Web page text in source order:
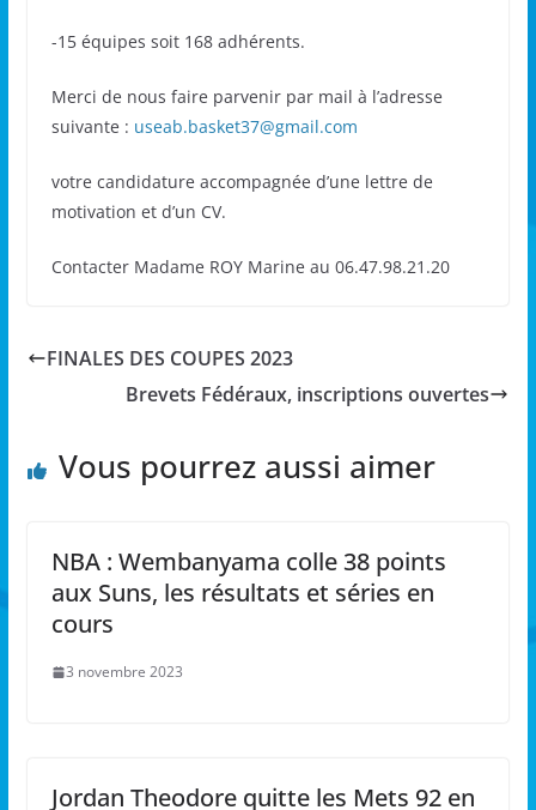
-15 équipes soit 168 adhérents.
Merci de nous faire parvenir par mail à l’adresse
suivante : useab.basket37@gmail.com
votre candidature accompagnée d’une lettre de
motivation et d’un CV.
Contacter Madame ROY Marine au 06.47.98.21.20
FINALES DES COUPES 2023
Brevets Fédéraux, inscriptions ouvertes
Vous pourrez aussi aimer
NBA : Wembanyama colle 38 points
aux Suns, les résultats et séries en
cours
3 novembre 2023
Jordan Theodore quitte les Mets 92 en